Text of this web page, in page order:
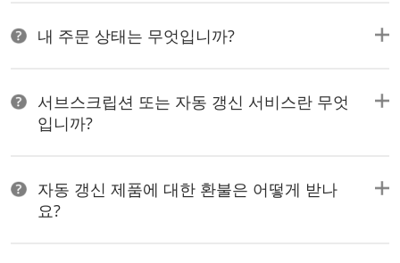
내 주문 상태는 무엇입니까?
서브스크립션 또는 자동 갱신 서비스란 무엇
입니까?
자동 갱신 제품에 대한 환불은 어떻게 받나
요?